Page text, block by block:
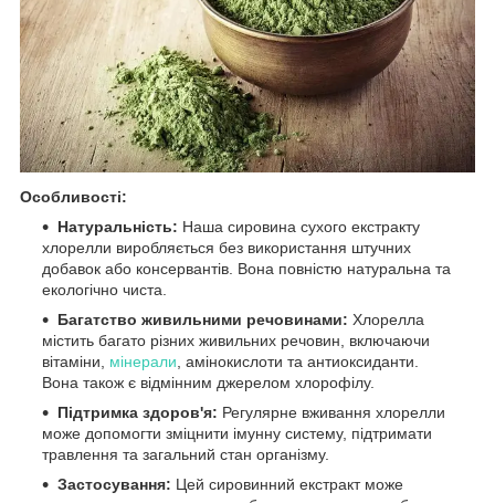
Особливості:
Натуральність: Наша сировина сухого екстракту
хлорелли виробляється без використання штучних
добавок або консервантів. Вона повністю натуральна та
екологічно чиста.
Багатство живильними речовинами: Хлорелла
містить багато різних живильних речовин, включаючи
вітаміни, мінерали , амінокислоти та антиоксиданти.
Вона також є відмінним джерелом хлорофілу.
Підтримка здоров'я: Регулярне вживання хлорелли
може допомогти зміцнити імунну систему, підтримати
травлення та загальний стан організму.
Застосування: Цей сировинний екстракт може